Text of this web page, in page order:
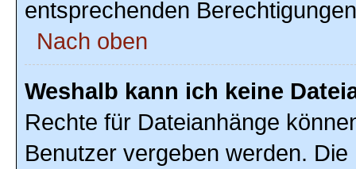
entsprechenden
Nach oben
Weshalb kann ich keine
Rechte für Dateianhänge
Benutzer vergeben werden.